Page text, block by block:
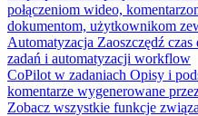
połączeniom wideo,
dokumentom, użytkownikom
Automatyzacja Zaoszczędź
zadań i automatyzacji workflow
CoPilot w zadaniach Opisy i
komentarze wygenerowane
Zobacz wszystkie funkcje